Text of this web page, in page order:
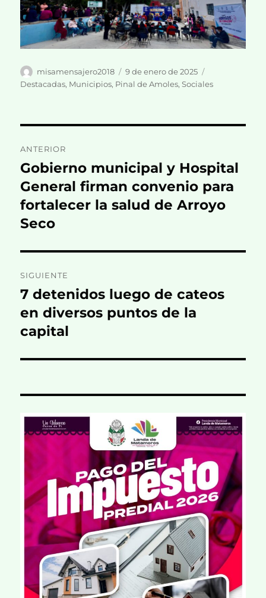
Autor
misamensajero2018
Publicado
el
9 de enero de 2025
Destacadas, Municipios, Pinal de Amoles,Sociales
de
entradas
ANTERIOR
Entrada
anterior:
Gobierno municipal y Hospital
General firman convenio para
fortalecer la salud de Arroyo
Seco
SIGUIENTE
Entrada
siguiente:
7 detenidos luego de cateos
en diversos puntos de la
capital